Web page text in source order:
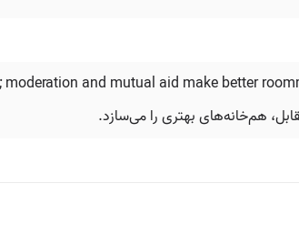
and mutual aid make better
هم‌خانه‌های بهتری را می‌سازد.